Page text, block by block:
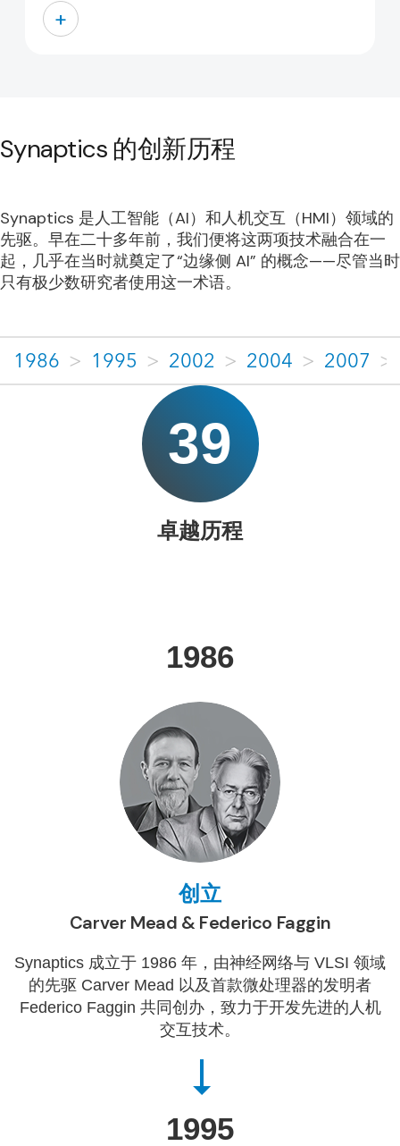
+
Synaptics 的创新历程
Synaptics 是人工智能（AI）和人机交互（HMI）领域的
先驱。早在二十多年前，我们便将这两项技术融合在一
起，几乎在当时就奠定了“边缘侧 AI” 的概念——尽管当时
只有极少数研究者使用这一术语。
1986 > 1995 > 2002 > 2004 > 2007 >
39
卓越历程
1986
创立
Carver Mead & Federico Faggin
Synaptics 成立于 1986 年，由神经网络与 VLSI 领域
的先驱 Carver Mead 以及首款微处理器的发明者
Federico Faggin 共同创办，致力于开发先进的人机
交互技术。
1995